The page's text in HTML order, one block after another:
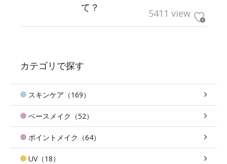
て？
5411 view
カテゴリで探す
スキンケア（169）
ベースメイク（52）
ポイントメイク（64）
UV（18）